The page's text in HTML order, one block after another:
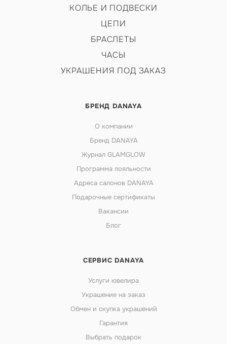
КОЛЬЕ И ПОДВЕСКИ
ЦЕПИ
БРАСЛЕТЫ
ЧАСЫ
УКРАШЕНИЯ ПОД ЗАКАЗ
БРЕНД DANAYA
О компании
Бренд DANAYA
Журнал GLAMGLOW
Программа лояльности
Адреса салонов DANAYA
Подарочные сертификаты
Вакансии
Блог
СЕРВИС DANAYA
Услуги ювелира
Украшение на заказ
Обмен и скупка украшений
Гарантия
Выбрать подарок